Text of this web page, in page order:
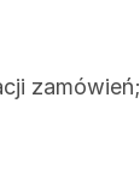
zamówień;